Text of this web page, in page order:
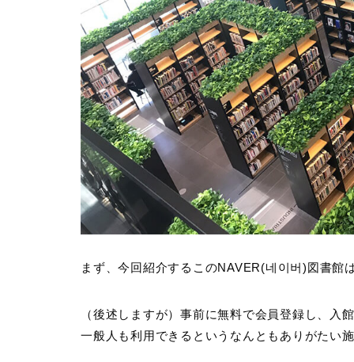
まず、今回紹介するこのNAVER(네이버)図書館
（後述しますが）事前に無料で会員登録し、入
一般人も利用できる というなんともありがたい